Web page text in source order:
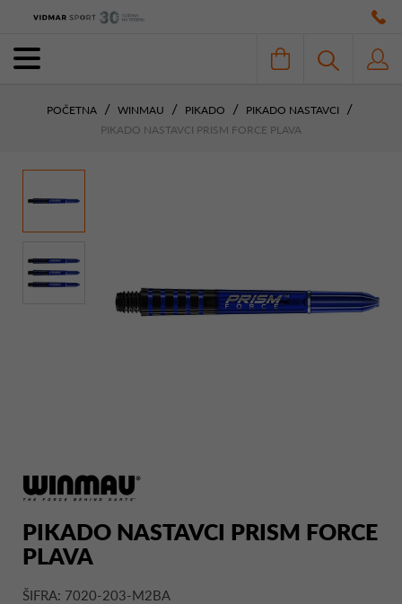
POČETNA WINMAU PIKADO
PIKADO NASTAVCI
PIKADO NASTAVCI PRISM FORCE PLAVA
PIKADO NASTAVCI PRISM FORCE
PLAVA
ŠIFRA: 7020-203-M2BA